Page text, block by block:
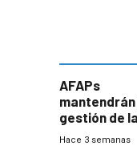
AFAPs
mantendrán
gestión de
cuentas
Hace 3 semanas